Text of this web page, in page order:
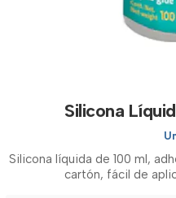
Silicona
Silicona líquida de 100 ml,
cartón, fácil de